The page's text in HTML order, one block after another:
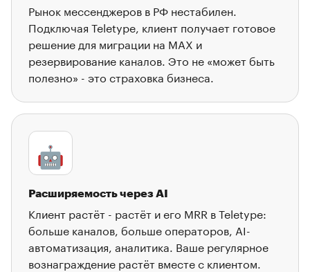
Рынок мессенджеров в РФ нестабилен.
Подключая Teletype, клиент получает готовое
решение для миграции на MAX и
резервирование каналов. Это не «может быть
полезно» - это страховка бизнеса.
🤖
Расширяемость через AI
Клиент растёт - растёт и его MRR в Teletype:
больше каналов, больше операторов, AI-
автоматизация, аналитика. Ваше регулярное
вознаграждение растёт вместе с клиентом.